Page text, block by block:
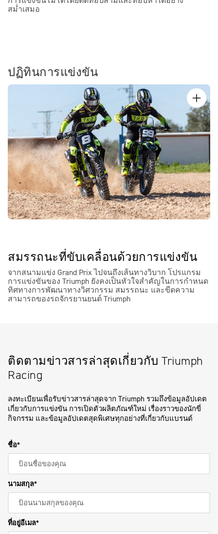
สม่ำเสมอ
ปฏิทินการแข่งขัน
สมรรถนะที่ขับเคลื่อนด้วยการแข่งขัน
จากสนามแข่ง Grand Prix ไปจนถึงเส้นทางวิบาก โปรแกรม
การแข่งขันของ Triumph ยังคงเป็นหัวใจสำคัญในการกำหนด
ทิศทางการพัฒนาทางวิศวกรรม สมรรถนะ และขีดความ
สามารถของรถจักรยานยนต์ Triumph
ติดตามข่าวสารล่าสุดเกี่ยวกับ Triumph
Racing
ลงทะเบียนเพื่อรับข่าวสารล่าสุดจาก Triumph รวมถึงข้อมูลอัปเดต
เกี่ยวกับการแข่งขัน การเปิดตัวผลิตภัณฑ์ใหม่ เรื่องราวของนักขี่
กิจกรรม และข้อมูลอัปเดตสุดพิเศษทุกอย่างที่เกี่ยวกับแบรนด์
ชื่อ
นามสกุล
ที่อยู่อีเมล